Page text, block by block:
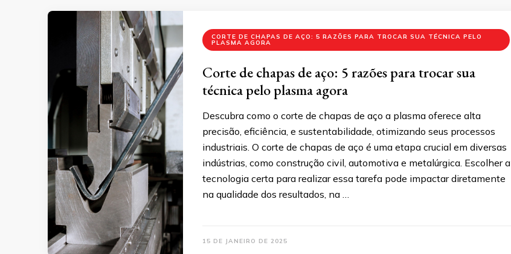
CORTE DE CHAPAS DE AÇO: 5 RAZÕES PARA TROCAR SUA TÉCNICA PELO
PLASMA AGORA
Corte de chapas de aço: 5 razões para trocar sua
técnica pelo plasma agora
Descubra como o corte de chapas de aço a plasma oferece alta
precisão, eficiência, e sustentabilidade, otimizando seus processos
industriais. O corte de chapas de aço é uma etapa crucial em diversas
indústrias, como construção civil, automotiva e metalúrgica. Escolher a
tecnologia certa para realizar essa tarefa pode impactar diretamente
na qualidade dos resultados, na …
15 DE JANEIRO DE 2025